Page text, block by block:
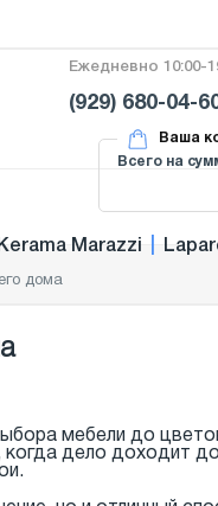
Ежедневно 10:00-
(929) 680-04-
Ваша
Всего на
Kerama Marazzi
дома
мебели до
дело доходит